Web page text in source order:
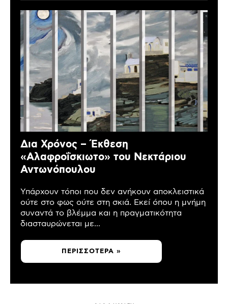
Δια Χρόνος – Έκθεση
«Αλαφροΐσκιωτο» του Νεκτάριου
Αντωνόπουλου
Υπάρχουν τόποι που δεν ανήκουν αποκλειστικά
ούτε στο φως ούτε στη σκιά. Εκεί όπου η μνήμη
συναντά το βλέμμα και η πραγματικότητα
διασταυρώνεται με...
ΠΕΡΙΣΣΌΤΕΡΑ »